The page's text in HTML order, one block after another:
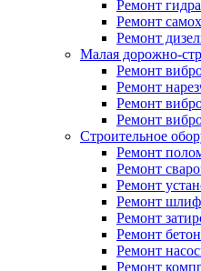
Ремонт
Ремонт
Ремонт
Малая дорожно-
Ремонт
Ремонт
Ремонт
Ремонт
Строительное
Ремонт
Ремонт
Ремонт
Ремонт
Ремонт
Ремонт
Ремонт
Ремонт